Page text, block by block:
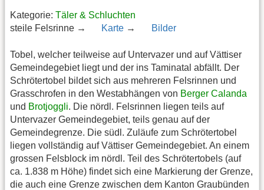
Kategorie: Täler & Schluchten
steile Felsrinne →
Karte → Bilder
Tobel, welcher teilweise auf Untervazer und auf Vättiser
Gemeindegebiet liegt und der ins Taminatal abfällt. Der
Schrötertobel bildet sich aus mehreren Felsrinnen und
Grasschrofen in den Westabhängen von Berger Calanda
und Brotjoggli. Die nördl. Felsrinnen liegen teils auf
Untervazer Gemeindegebiet, teils genau auf der
Gemeindegrenze. Die südl. Zuläufe zum Schrötertobel
liegen vollständig auf Vättiser Gemeindegebiet. An einem
grossen Felsblock im nördl. Teil des Schrötertobels (auf
ca. 1.838 m Höhe) findet sich eine Markierung der Grenze,
die auch eine Grenze zwischen dem Kanton Graubünden